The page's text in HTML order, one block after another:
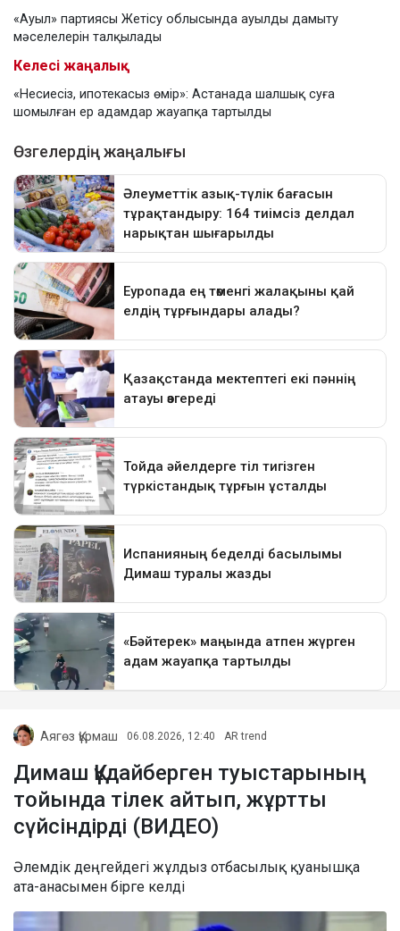
«Ауыл» партиясы Жетісу облысында ауылды дамыту
мәселелерін талқылады
Келесі жаңалық
«Несиесіз, ипотекасыз өмір»: Астанада шалшық суға
шомылған ер адамдар жауапқа тартылды
Аягөз Құрмаш 06.08.2026, 12:40 AR trend
Димаш Құдайберген туыстарының
тойында тілек айтып, жұртты
сүйсіндірді (ВИДЕО)
Әлемдік деңгейдегі жұлдыз отбасылық қуанышқа
ата-анасымен бірге келді